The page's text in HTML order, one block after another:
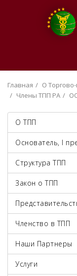
Главная О
Члены ТПП РА
О ТПП
Основатель, I
Структура ТПП
Закон о ТПП
Членство в ТПП
Наши Партнеры
Услуги